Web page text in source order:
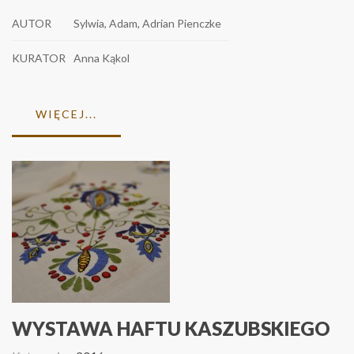
AUTOR Sylwia, Adam, Adrian Pienczke
KURATOR Anna Kąkol
WIĘCEJ...
WYSTAWA HAFTU KASZUBSKIEGO